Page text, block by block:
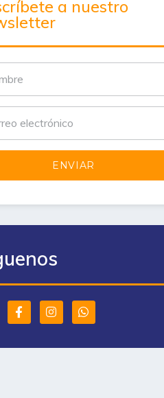
a nuestro
ENVIAR